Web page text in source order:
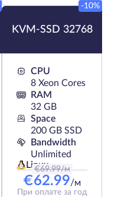
KVM-SSD 32768
-10%
CPU
8 Xeon Cores
RAM
32 GB
Space
200 GB SSD
Bandwidth
Unlimited
Linux
€69.99/м
€62.99/м
При оплате за год